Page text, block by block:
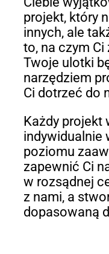
projekt, który
innych, ale
to, na czym Ci
Twoje ulotki
narzędziem
Ci dotrzeć do
Każdy projekt
indywidualnie
poziomu
zapewnić Ci
w rozsądnej
z nami, a
dopasowaną